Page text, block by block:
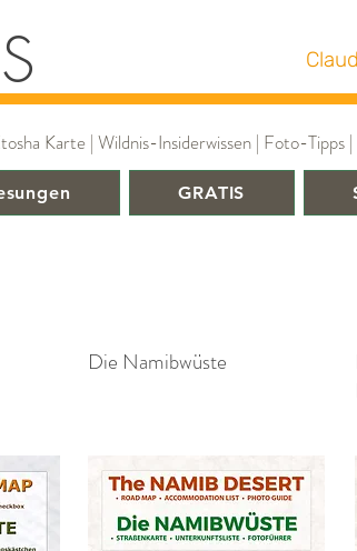
Karte | Wildnis-Insiderwissen | Foto-Tipps
GRATIS
Die Namibwüste